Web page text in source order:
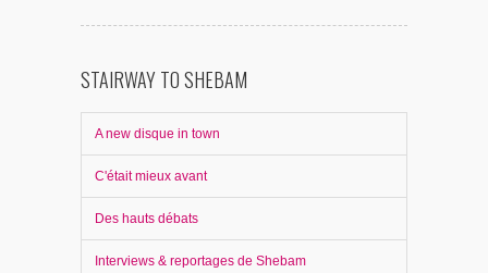
STAIRWAY TO SHEBAM
A new disque in town
C'était mieux avant
Des hauts débats
Interviews & reportages de Shebam